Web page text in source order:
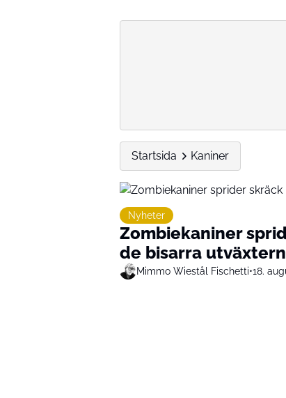
Startsida Kaniner
Nyheter
Zombiekaniner
de bisarra
Mimmo Wiestål Fischetti•18.